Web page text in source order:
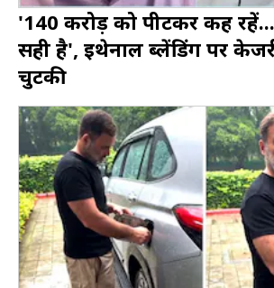
'140 करोड़ को पीटकर कह
सही है', इथेनाल ब्लेंडिंग पर
चुटकी